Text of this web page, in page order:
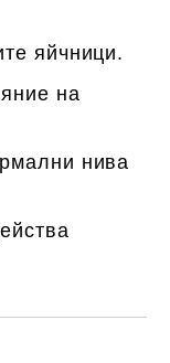
яйчници.
на
нива